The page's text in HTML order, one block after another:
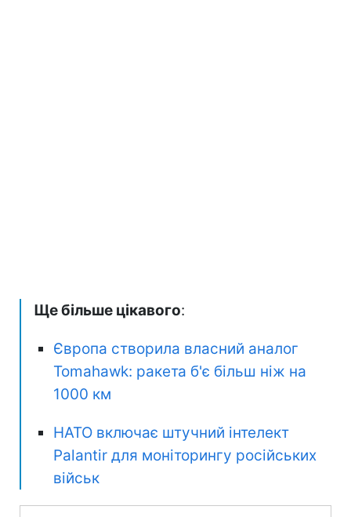
Ще більше цікавого:
Європа створила власний аналог
Tomahawk: ракета б'є більш ніж на
1000 км
НАТО включає штучний інтелект
Palantir для моніторингу російських
військ